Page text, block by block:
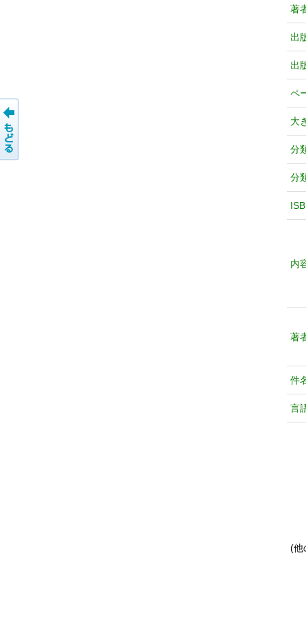
著
出
出
ペ
大
分
分
内
著
件
言
(他